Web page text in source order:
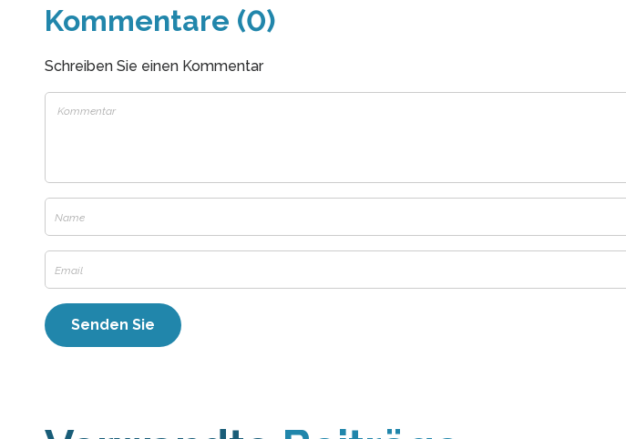
Kommentare (0)
Schreiben Sie einen Kommentar